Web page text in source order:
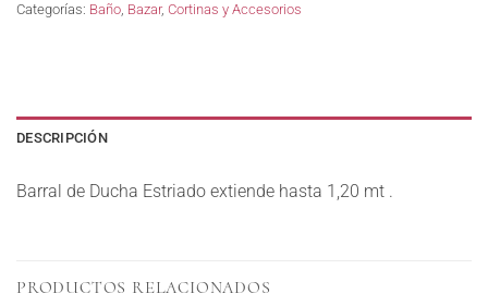
Categorías: Baño, Bazar, Cortinas y Accesorios
DESCRIPCIÓN
Barral de Ducha Estriado extiende hasta 1,20 mt .
PRODUCTOS RELACIONADOS